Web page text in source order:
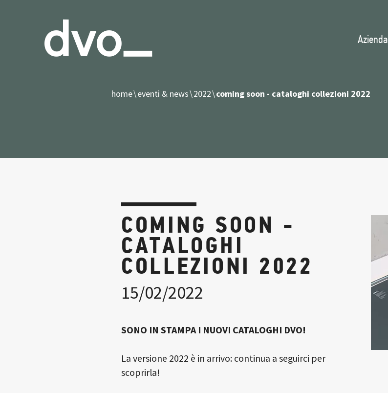
Azienda
home eventi & news 2022 coming soon - cataloghi collezioni 2022
COMING SOON -
CATALOGHI
COLLEZIONI 2022
15/02/2022
SONO IN STAMPA I NUOVI CATALOGHI DVO!
La versione 2022 è in arrivo: continua a seguirci per
scoprirla!